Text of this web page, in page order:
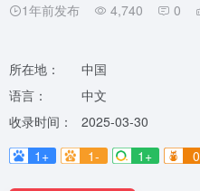
1年前发布 4,740 0
所在地：
中国
语言：
中文
收录时间：
2025-03-30
1+
1- 1+ 0